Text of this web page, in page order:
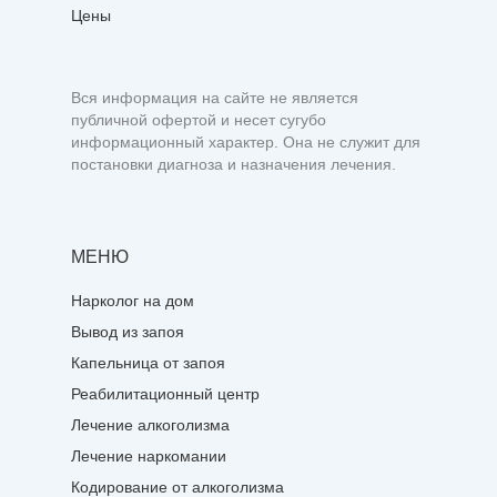
Цены
Вся информация на сайте не является
публичной офертой и несет сугубо
информационный характер. Она не служит для
постановки диагноза и назначения лечения.
МЕНЮ
Нарколог на дом
Вывод из запоя
Капельница от запоя
Реабилитационный центр
Лечение алкоголизма
Лечение наркомании
Кодирование от алкоголизма